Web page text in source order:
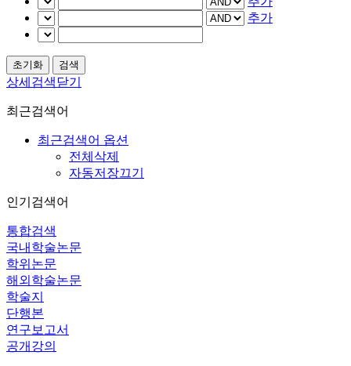
추가
상세검색닫기
최근검색어
최근검색어 옵션
전체삭제
자동저장끄기
인기검색어
통합검색
국내학술논문
학위논문
해외학술논문
학술지
단행본
연구보고서
공개강의